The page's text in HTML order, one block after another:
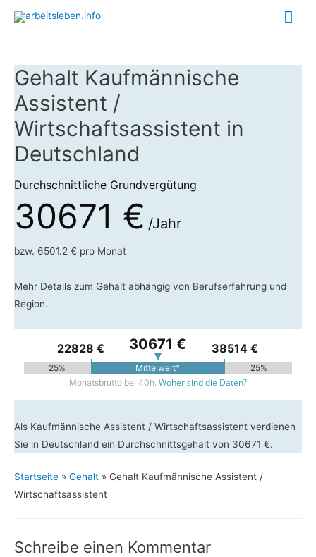
Gehalt Kaufmännische
Assistent /
Wirtschaftsassistent in
Deutschland
Durchschnittliche Grundvergütung
30671 € /Jahr
bzw. 6501.2 € pro Monat
Mehr Details zum Gehalt abhängig von Berufserfahrung und
Region.
22828 € 30671 € 38514 €
25% Mittelwert*
25%
Monatsbrutto bei 40h. Woher sind die Daten?
Als Kaufmännische Assistent / Wirtschaftsassistent verdienen
Sie in Deutschland ein Durchschnittsgehalt von 30671 €.
Startseite » Gehalt » Gehalt Kaufmännische Assistent /
Wirtschaftsassistent
Schreibe einen Kommentar